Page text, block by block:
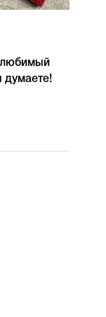
любимый
думаете!